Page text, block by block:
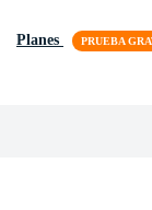
Planes